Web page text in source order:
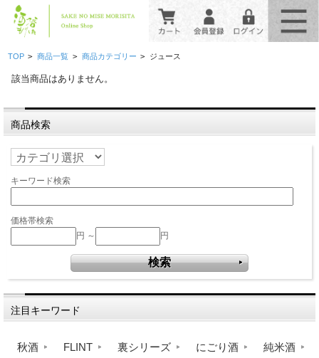
TOP > 商品一覧 > 商品カテゴリー > ジュース
該当商品はありません。
商品検索
キーワード検索
価格帯検索
円 ～
円
注目キーワード
秋酒 FLINT 裏シリーズ にごり酒 純米酒